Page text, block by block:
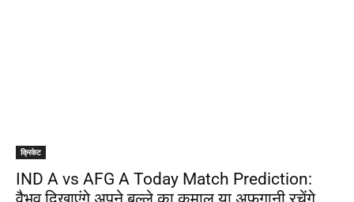
क्रिकेट
IND A vs AFG A Today Match Prediction: